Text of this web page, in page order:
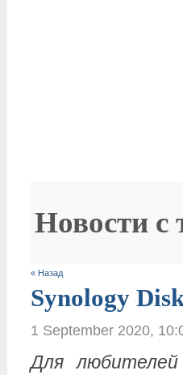
Новости с
« Назад
Synology
1 September 2020,
Для